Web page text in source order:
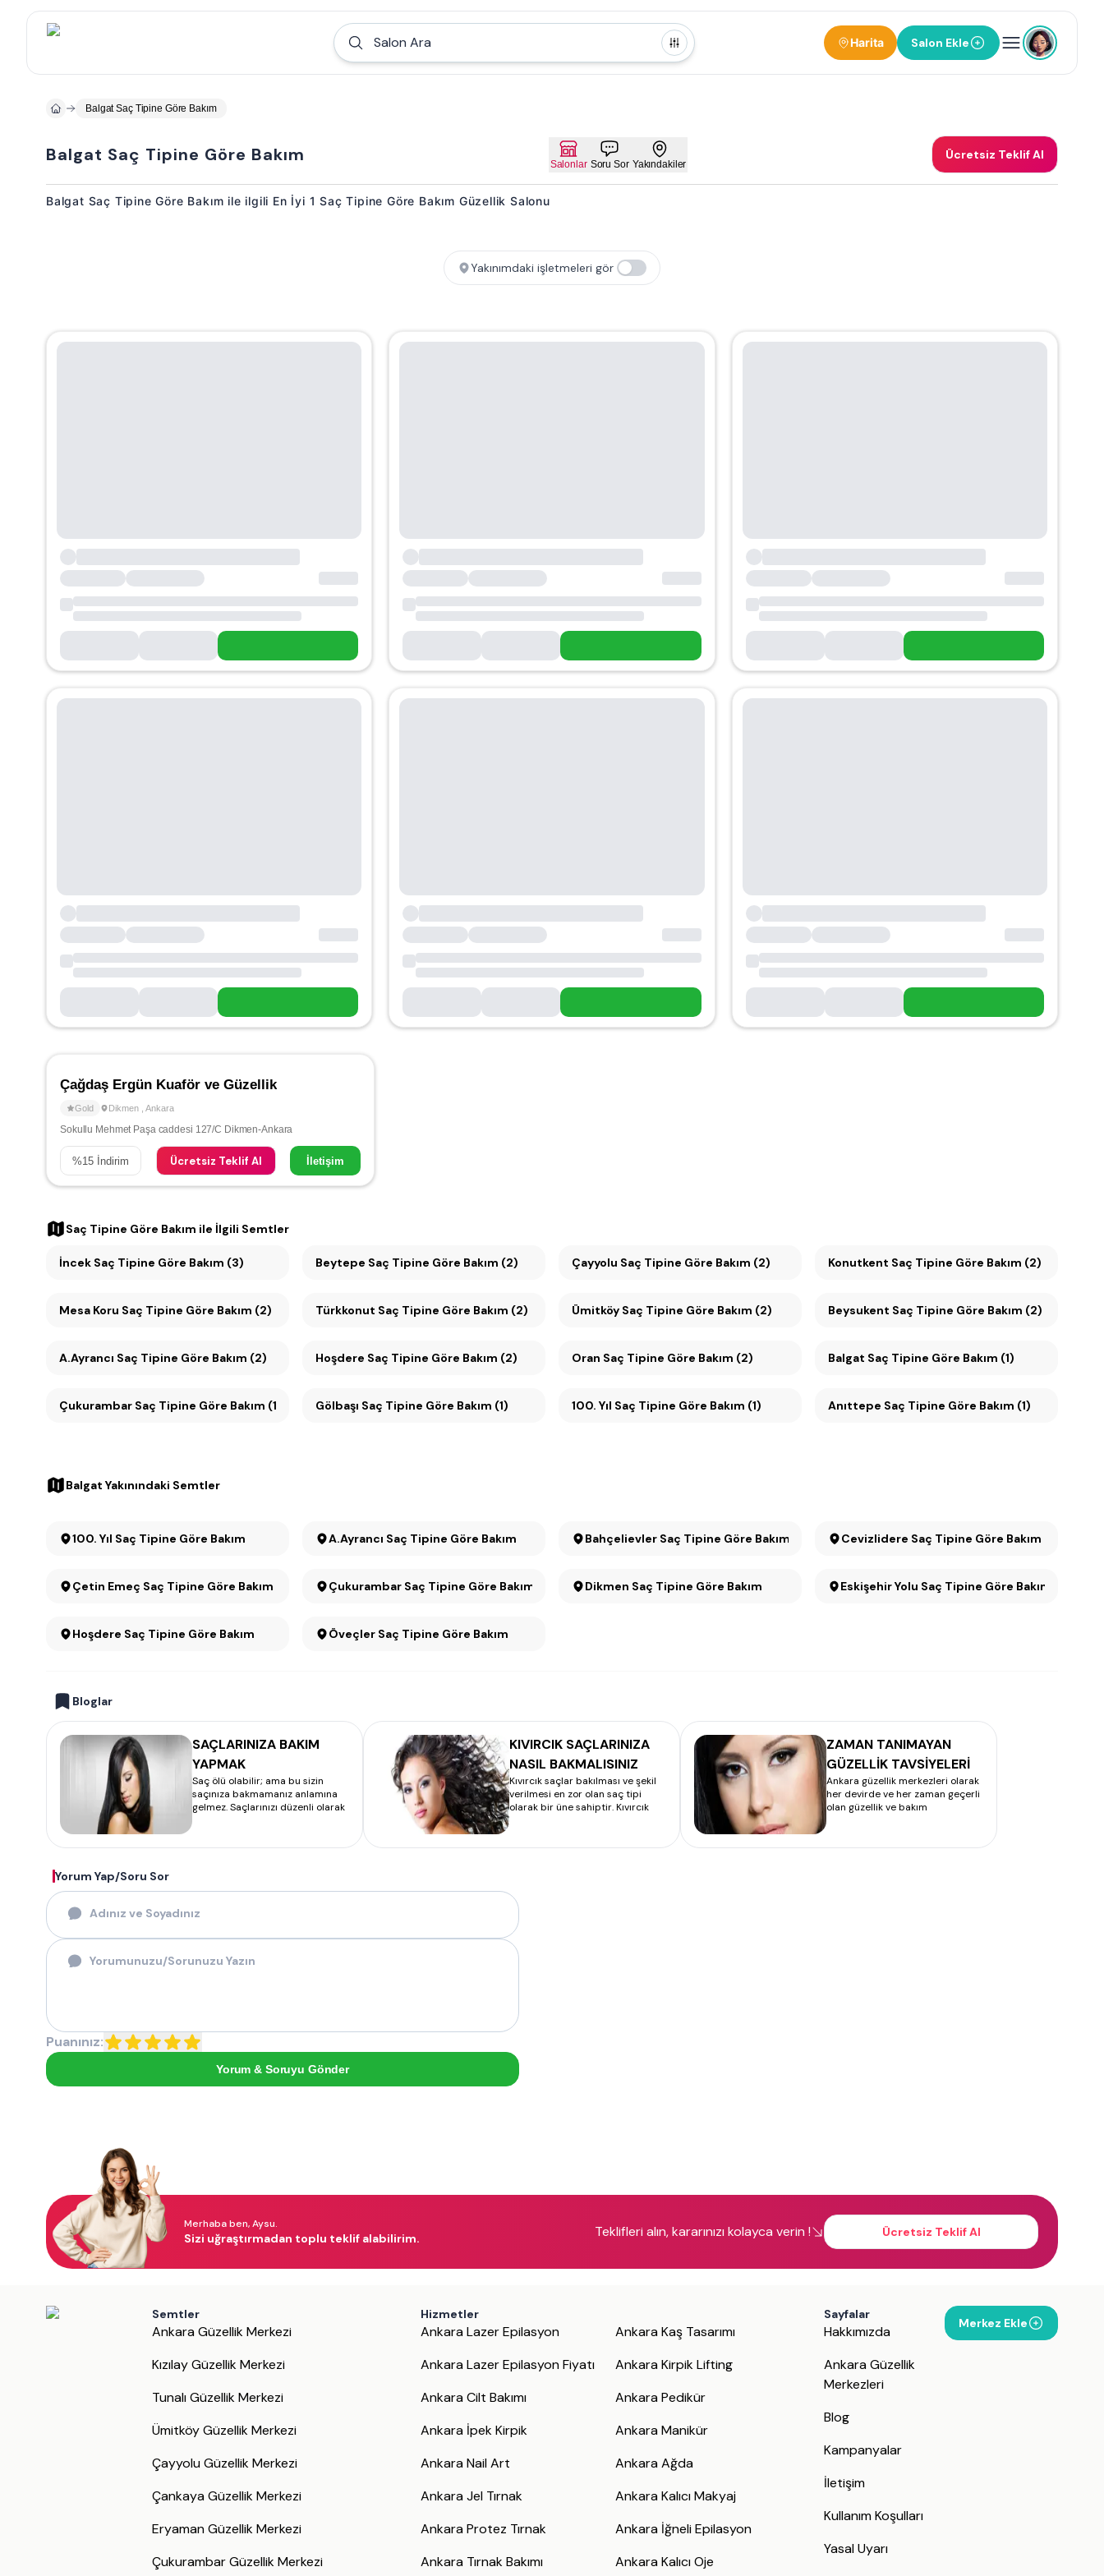
Salon Ara Harita Salon Ekle
Balgat Saç Tipine Göre Bakım
Balgat Saç Tipine Göre Bakım Salonlar Soru Sor Yakındakiler
Ücretsiz Teklif Al
Balgat Saç Tipine Göre Bakım ile ilgili En İyi 1 Saç Tipine Göre Bakım Güzellik Salonu
Yakınımdaki işletmeleri gör
Çağdaş Ergün Kuaför ve Güzellik
Gold Dikmen Ankara
Sokullu Mehmet Paşa caddesi 127/C Dikmen-Ankara
%15 İndirim Ücretsiz Teklif Al İletişim
Saç Tipine Göre Bakım ile İlgili Semtler
İncek Saç Tipine Göre Bakım (3) Beytepe Saç Tipine Göre Bakım (2) Çayyolu Saç Tipine Göre Bakım (2) Konutkent Saç Tipine Göre Bakım (2)
Mesa Koru Saç Tipine Göre Bakım (2) Türkkonut Saç Tipine Göre Bakım (2) Ümitköy Saç Tipine Göre Bakım (2) Beysukent Saç Tipine Göre Bakım (2)
A.Ayrancı Saç Tipine Göre Bakım (2) Hoşdere Saç Tipine Göre Bakım (2) Oran Saç Tipine Göre Bakım (2) Balgat Saç Tipine Göre Bakım (1)
Çukurambar Saç Tipine Göre Bakım (1) Gölbaşı Saç Tipine Göre Bakım (1) 100. Yıl Saç Tipine Göre Bakım (1) Anıttepe Saç Tipine Göre Bakım (1)
Balgat Yakınındaki Semtler
100. Yıl Saç Tipine Göre Bakım A.Ayrancı Saç Tipine Göre Bakım Bahçelievler Saç Tipine Göre Bakım Cevizlidere Saç Tipine Göre Bakım
Çetin Emeç Saç Tipine Göre Bakım Çukurambar Saç Tipine Göre Bakım Dikmen Saç Tipine Göre Bakım Eskişehir Yolu Saç Tipine Göre Bakım
Hoşdere Saç Tipine Göre Bakım Öveçler Saç Tipine Göre Bakım
Bloglar
SAÇLARINIZA BAKIM
YAPMAK
Saç ölü olabilir; ama bu sizin
saçınıza bakmamanız anlamına
gelmez. Saçlarınızı düzenli olarak
KIVIRCIK SAÇLARINIZA
NASIL BAKMALISINIZ
Kıvırcık saçlar bakılması ve şekil
verilmesi en zor olan saç tipi
olarak bir üne sahiptir. Kıvırcık
ZAMAN TANIMAYAN
GÜZELLİK TAVSİYELERİ
Ankara güzellik merkezleri olarak
her devirde ve her zaman geçerli
olan güzellik ve bakım
Yorum Yap/Soru Sor
Puanınız:
Yorum & Soruyu Gönder
Merhaba ben, Aysu.
Sizi uğraştırmadan toplu teklif alabilirim. Teklifleri alın, kararınızı kolayca verin ! Ücretsiz Teklif Al
Semtler
Ankara Güzellik Merkezi
Kızılay Güzellik Merkezi
Tunalı Güzellik Merkezi
Ümitköy Güzellik Merkezi
Çayyolu Güzellik Merkezi
Çankaya Güzellik Merkezi
Eryaman Güzellik Merkezi
Çukurambar Güzellik Merkezi
Hizmetler
Ankara Lazer Epilasyon
Ankara Lazer Epilasyon Fiyatı
Ankara Cilt Bakımı
Ankara İpek Kirpik
Ankara Nail Art
Ankara Jel Tırnak
Ankara Protez Tırnak
Ankara Tırnak Bakımı
Ankara Kaş Tasarımı
Ankara Kirpik Lifting
Ankara Pedikür
Ankara Manikür
Ankara Ağda
Ankara Kalıcı Makyaj
Ankara İğneli Epilasyon
Ankara Kalıcı Oje
Sayfalar
Hakkımızda
Ankara Güzellik
Merkezleri
Blog
Kampanyalar
İletişim
Kullanım Koşulları
Yasal Uyarı
Merkez Ekle